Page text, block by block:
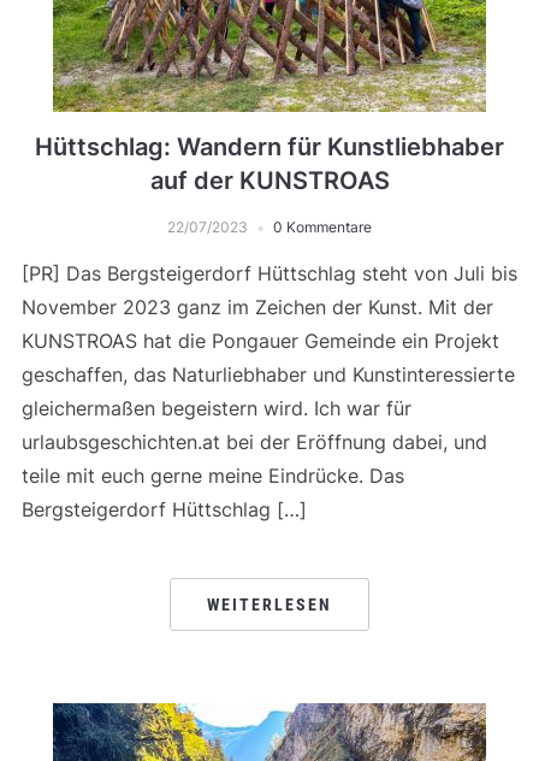
Hüttschlag: Wandern für Kunstliebhaber
auf der KUNSTROAS
22/07/2023 0 Kommentare
[PR] Das Bergsteigerdorf Hüttschlag steht von Juli bis
November 2023 ganz im Zeichen der Kunst. Mit der
KUNSTROAS hat die Pongauer Gemeinde ein Projekt
geschaffen, das Naturliebhaber und Kunstinteressierte
gleichermaßen begeistern wird. Ich war für
urlaubsgeschichten.at bei der Eröffnung dabei, und
teile mit euch gerne meine Eindrücke. Das
Bergsteigerdorf Hüttschlag […]
WEITERLESEN